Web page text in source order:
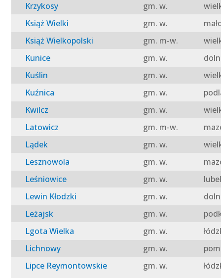
Krzykosy
gm. w.
Książ Wielki
gm. w.
Książ Wielkopolski
gm. m-w.
Kunice
gm. w.
Kuślin
gm. w.
Kuźnica
gm. w.
Kwilcz
gm. w.
Latowicz
gm. m-w.
Lądek
gm. w.
Lesznowola
gm. w.
Leśniowice
gm. w.
Lewin Kłodzki
gm. w.
Leżajsk
gm. w.
Lgota Wielka
gm. w.
Lichnowy
gm. w.
Lipce Reymontowskie
gm. w.